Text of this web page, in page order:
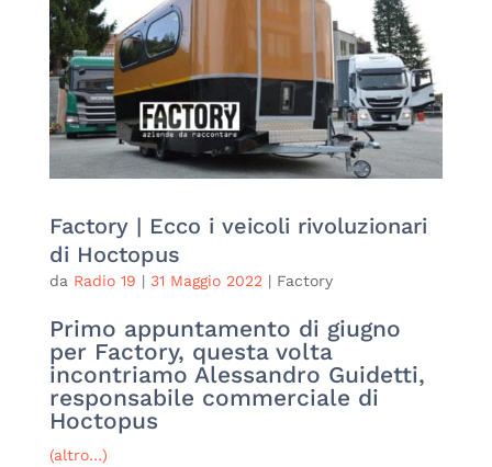
Factory | Ecco i veicoli rivoluzionari
di Hoctopus
da Radio 19 | 31 Maggio 2022 | Factory
Primo appuntamento di giugno
per Factory, questa volta
incontriamo Alessandro Guidetti,
responsabile commerciale di
Hoctopus
(altro…)